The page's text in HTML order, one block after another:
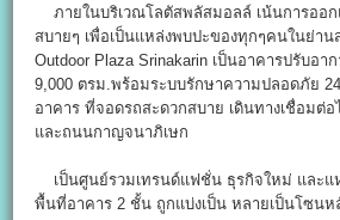
ภายในบริเวณโลตัสพลัสมอลล์ เน้นการออก
สบายๆ เพื่อเป็นแหล่งพบปะของทุกๆคนในย่าน
Outdoor Plaza Srinakarin เป็นอาคารปรับอ
9,000 ตรม.พร้อมระบบรักษาความปลอดภัย
อาคาร ที่จอดรถสะดวกสบาย เดินทางเชื่อมต่
และถนนกาญจนาภิเษก
เป็นศูนย์รวมเทรนด์แฟชั่น ธุรกิจใหม่ และ
พื้นที่อาคาร 2 ชั้น ถูกแบ่งเป็น หลายเป็นโซน